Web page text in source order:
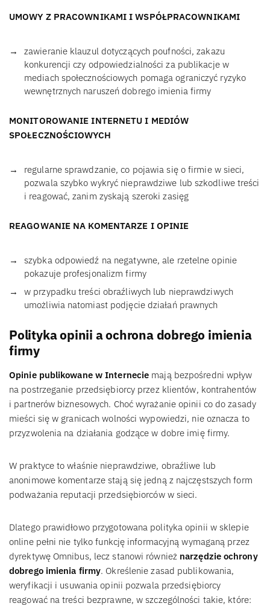
UMOWY Z PRACOWNIKAMI I WSPÓŁPRACOWNIKAMI
zawieranie klauzul dotyczących poufności, zakazu
konkurencji czy odpowiedzialności za publikacje w
mediach społecznościowych pomaga ograniczyć ryzyko
wewnętrznych naruszeń dobrego imienia firmy
MONITOROWANIE INTERNETU I MEDIÓW
SPOŁECZNOŚCIOWYCH
regularne sprawdzanie, co pojawia się o firmie w sieci,
pozwala szybko wykryć nieprawdziwe lub szkodliwe treści
i reagować, zanim zyskają szeroki zasięg
REAGOWANIE NA KOMENTARZE I OPINIE
szybka odpowiedź na negatywne, ale rzetelne opinie
pokazuje profesjonalizm firmy
w przypadku treści obraźliwych lub nieprawdziwych
umożliwia natomiast podjęcie działań prawnych
Polityka opinii a ochrona dobrego imienia
firmy
Opinie publikowane w Internecie mają bezpośredni wpływ
na postrzeganie przedsiębiorcy przez klientów, kontrahentów
i partnerów biznesowych. Choć wyrażanie opinii co do zasady
mieści się w granicach wolności wypowiedzi, nie oznacza to
przyzwolenia na działania godzące w dobre imię firmy.
W praktyce to właśnie nieprawdziwe, obraźliwe lub
anonimowe komentarze stają się jedną z najczęstszych form
podważania reputacji przedsiębiorców w sieci.
Dlatego prawidłowo przygotowana polityka opinii w sklepie
online pełni nie tylko funkcję informacyjną wymaganą przez
dyrektywę Omnibus, lecz stanowi również narzędzie ochrony
dobrego imienia firmy. Określenie zasad publikowania,
weryfikacji i usuwania opinii pozwala przedsiębiorcy
reagować na treści bezprawne, w szczególności takie, które: